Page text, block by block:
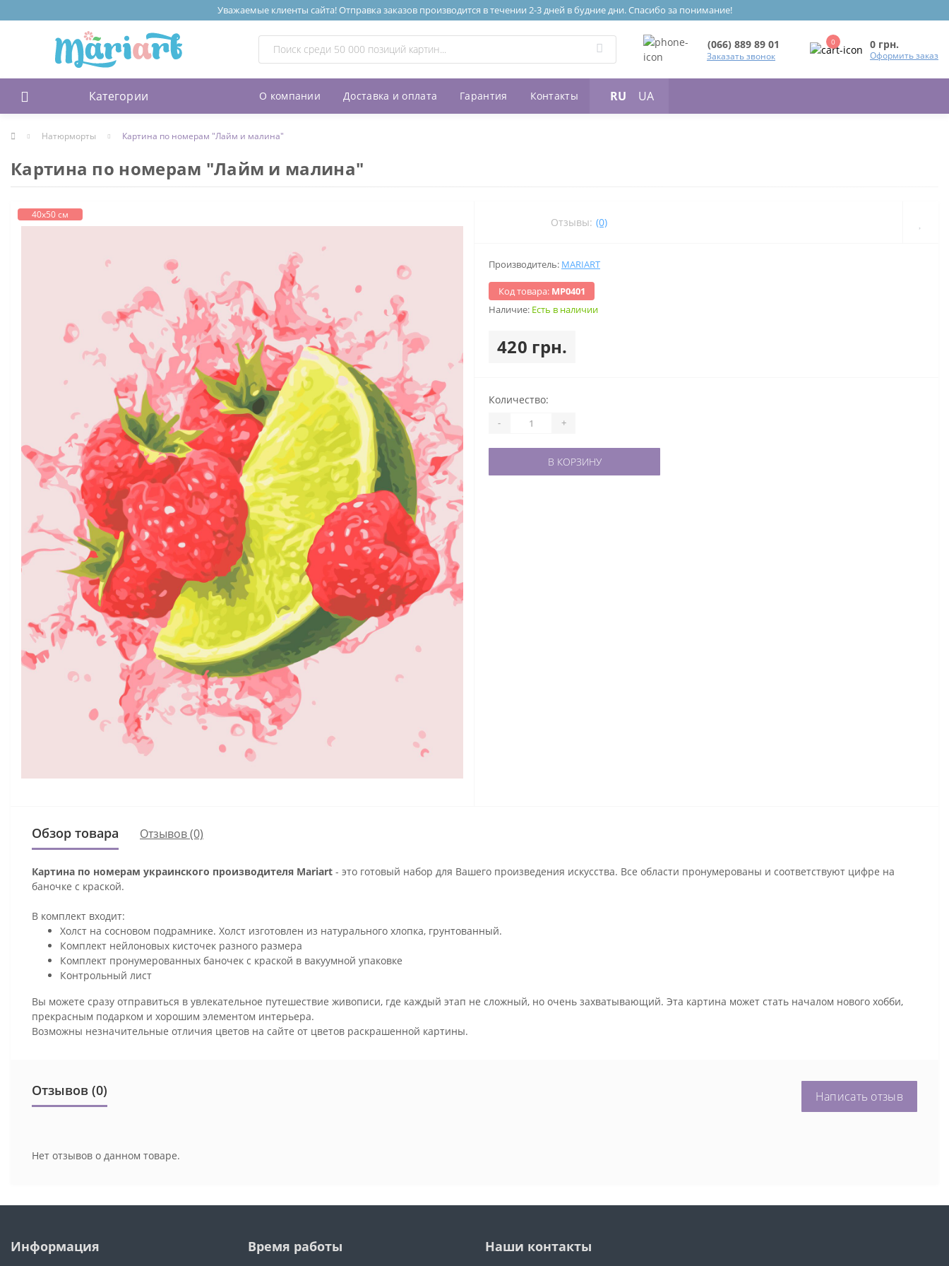
Уважаемые клиенты сайта! Отправка заказов производится в течении 2-3 дней в будние дни. Спасибо за понимание!
(066) 889 89 01
Заказать звонок
0 0 грн.
Оформить заказ
Категории О компании Доставка и оплата Гарантия Контакты RU UA
Натюрморты Картина по номерам "Лайм и малина"
Картина по номерам "Лайм и малина"
40х50 см
Отзывы: (0)
Производитель: MARIART
Код товара: МР0401
Наличие: Есть в наличии
420 грн.
Количество:
- +
В КОРЗИНУ
Обзор товара Отзывов (0)
Картина по номерам украинского производителя Mariart - это готовый набор для Вашего произведения искусства. Все области пронумерованы и соответствуют цифре на
баночке с краской.
В комплект входит:
Холст на сосновом подрамнике. Холст изготовлен из натурального хлопка, грунтованный.
Комплект нейлоновых кисточек разного размера
Комплект пронумерованных баночек с краской в вакуумной упаковке
Контрольный лист
Вы можете сразу отправиться в увлекательное путешествие живописи, где каждый этап не сложный, но очень захватывающий. Эта картина может стать началом нового хобби,
прекрасным подарком и хорошим элементом интерьера.
Возможны незначительные отличия цветов на сайте от цветов раскрашенной картины.
Отзывов (0) Написать отзыв
Нет отзывов о данном товаре.
Информация Время работы Наши контакты